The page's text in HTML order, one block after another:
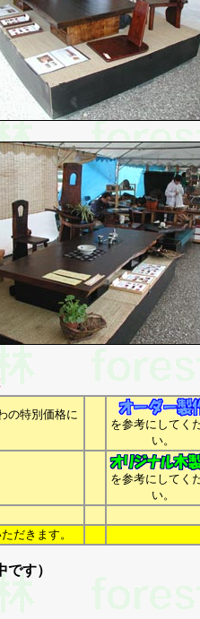
の特別価格に
を参考にしてく
い。
を参考にしてく
い。
だきます。
す）